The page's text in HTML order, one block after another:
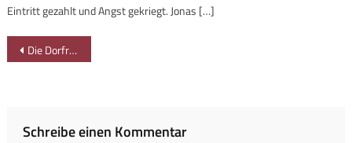
Eintritt gezahlt und Angst gekriegt. Jonas […]
Beitragsnavigation
Die Dorfrallye für Kinder in Bad Hindelang
Schreibe einen Kommentar